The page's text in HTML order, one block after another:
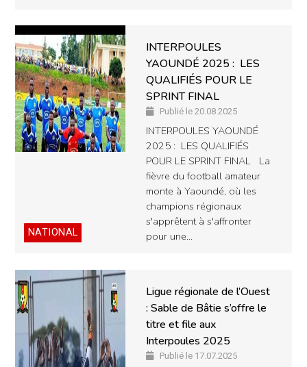
NATIONAL
INTERPOULES
YAOUNDÉ 2025 : LES
QUALIFIÉS POUR LE
SPRINT FINAL
Publié le 20.08.2025
INTERPOULES YAOUNDÉ
2025 : LES QUALIFIÉS
POUR LE SPRINT FINAL La
fièvre du football amateur
monte à Yaoundé, où les
champions régionaux
s'apprêtent à s'affronter
pour une…
Ligue régionale de l’Ouest
: Sable de Bâtie s’offre le
titre et file aux
Interpoules 2025
Publié le 17.07.2025